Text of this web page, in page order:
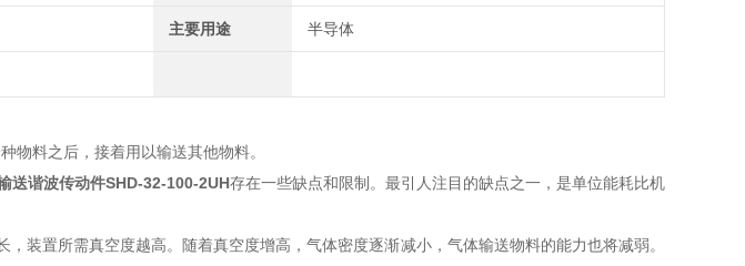
主要用途 半导体
物料之后，接着用以输送其他物料。
送谐波传动件SHD-32-100-2UH存在一些缺点和限制。最引人注目的缺点之一，是单位能耗比机
装置所需真空度越高。随着真空度增高，气体密度逐渐减小， 气体输送物料的能力也将减弱。